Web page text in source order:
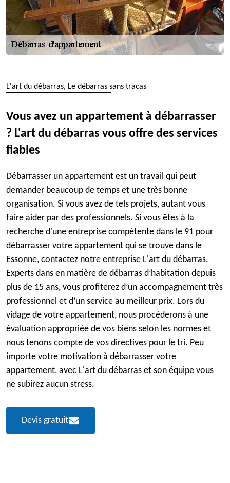
L'art du débarras, Le débarras sans tracas
Vous avez un appartement à débarrasser
? L'art du débarras vous offre des services
fiables
Débarrasser un appartement est un travail qui peut
demander beaucoup de temps et une très bonne
organisation. Si vous avez de tels projets, autant vous
faire aider par des professionnels. Si vous êtes à la
recherche d'une entreprise compétente dans le 91 pour
débarrasser votre appartement qui se trouve dans le
Essonne, contactez notre entreprise L'art du débarras.
Experts dans en matière de débarras d’habitation depuis
plus de 15 ans, vous profiterez d’un accompagnement très
professionnel et d’un service au meilleur prix. Lors du
vidage de votre appartement, nous procéderons à une
évaluation appropriée de vos biens selon les normes et
nous tenons compte de vos directives pour le tri. Peu
importe votre motivation à débarrasser votre
appartement, avec L'art du débarras et son équipe vous
ne subirez aucun stress.
Devis gratuit